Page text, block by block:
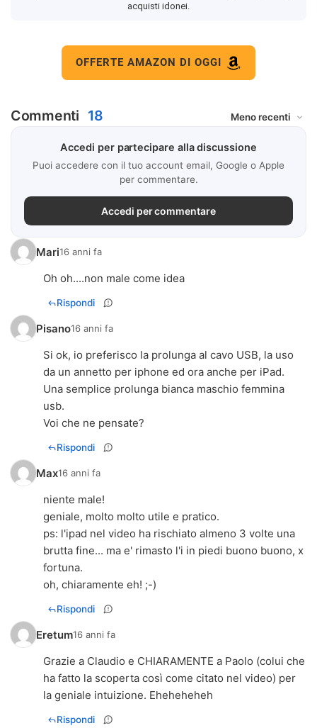
acquisti idonei.
OFFERTE AMAZON DI OGGI
Commenti 18
Accedi per partecipare alla discussione
Puoi accedere con il tuo account email, Google o Apple
per commentare.
Accedi per commentare
Mari16 anni fa
Oh oh....non male come idea
Rispondi
Pisano16 anni fa
Si ok, io preferisco la prolunga al cavo USB, la uso
da un annetto per iphone ed ora anche per iPad.
Una semplice prolunga bianca maschio femmina
usb.
Voi che ne pensate?
Rispondi
Max16 anni fa
niente male!
geniale, molto molto utile e pratico.
ps: l'ipad nel video ha rischiato almeno 3 volte una
brutta fine... ma e' rimasto l'i in piedi buono buono, x
fortuna.
oh, chiaramente eh! ;-)
Rispondi
Eretum16 anni fa
Grazie a Claudio e CHIARAMENTE a Paolo (colui che
ha fatto la scoperta così come citato nel video) per
la geniale intuizione. Eheheheheh
Rispondi